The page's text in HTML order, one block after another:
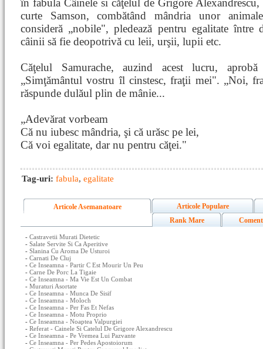
în fabula Câinele si căţelul de Grigore
curte Samson, combătând mândria unor
consideră „nobile", pledează pentru egalitate între
câinii să fie deopotrivă cu leii, urşii, lupii etc.
Căţelul Samurache, auzind acest lucru, aprobă
„Simţământul vostru îl cinstesc, fraţii mei". „Noi,
răspunde dulăul plin de mânie...
„Adevărat vorbeam
Că nu iubesc mândria, şi că urăsc pe lei,
Că voi egalitate, dar nu pentru căţei."
Tag-uri: fabula, egalitate
Articole Asemanatoare
Articole Populare
Rank Mare
- Castravetii Murati Dietetic
- Salate Servite Si Ca Aperitive
- Slanina Cu Aroma De Usturoi
- Carnati De Cluj
- Ce Inseamna - Partir C Est Mourir Un Peu
- Carne De Porc La Tigaie
- Ce Inseamna - Ma Vie Est Un Combat
- Muraturi Asortate
- Ce Inseamna - Munca De Sisif
- Ce Inseamna - Moloch
- Ce Inseamna - Per Fas Et Nefas
- Ce Inseamna - Motu Proprio
- Ce Inseamna - Noaptea Valpurgiei
- Referat - Cainele Si Catelul De Grigore Alexandrescu
- Ce Inseamna - Pe Vremea Lui Pazvante
- Ce Inseamna - Per Pedes Apostoiorum